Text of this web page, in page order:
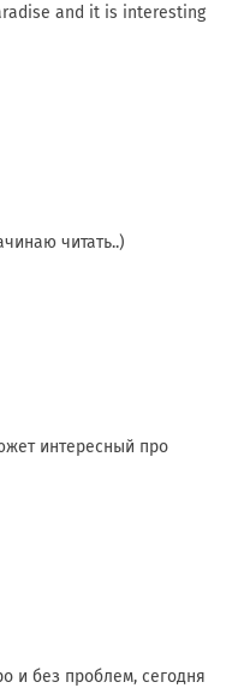
and it is interesting
читать..)
интересный про
и без проблем, сегодня